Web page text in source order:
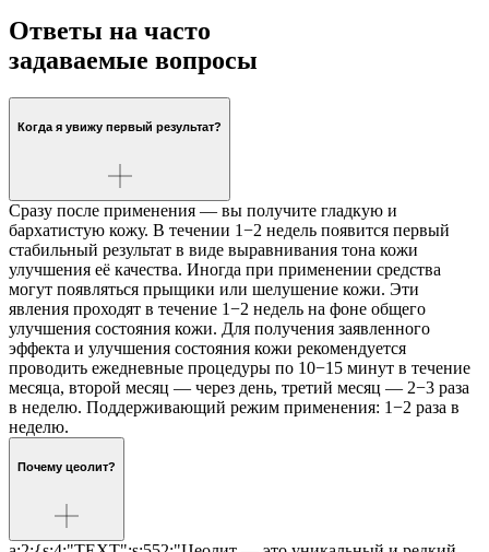
Ответы на часто
задаваемые вопросы
Когда я увижу первый результат?
Сразу после применения — вы получите гладкую и
бархатистую кожу. В течении 1−2 недель появится первый
стабильный результат в виде выравнивания тона кожи
улучшения её качества. Иногда при применении средства
могут появляться прыщики или шелушение кожи. Эти
явления проходят в течение 1−2 недель на фоне общего
улучшения состояния кожи. Для получения заявленного
эффекта и улучшения состояния кожи рекомендуется
проводить ежедневные процедуры по 10−15 минут в течение
месяца, второй месяц — через день, третий месяц — 2−3 раза
в неделю. Поддерживающий режим применения: 1−2 раза в
неделю.
Почему цеолит?